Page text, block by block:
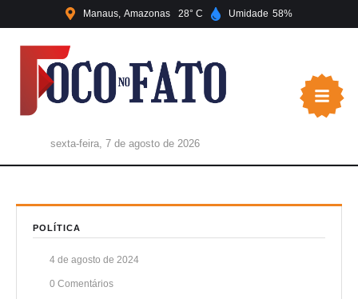
Manaus Amazonas 28 Umidade 58
sexta-feira, 7 de agosto de 2026
POLÍTICA
4 de agosto de 2024
0 Comentários